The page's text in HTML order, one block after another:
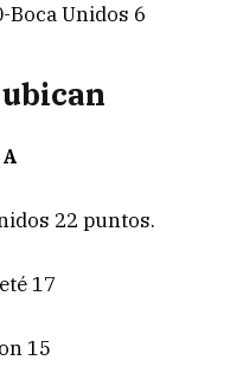
Boca Unidos 6
22 puntos.
17
15